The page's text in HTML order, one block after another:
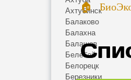
Ахтубинск
Балаково
Балахна
Балашов
Белебей
Белорецк
Березники